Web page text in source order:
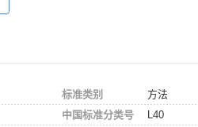
标准类别
方法
中国标准分类号
L40